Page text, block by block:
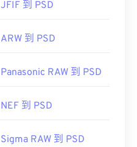
JFIF 到 PSD
ARW 到 PSD
Panasonic RAW 到 PSD
NEF 到 PSD
Sigma RAW 到 PSD